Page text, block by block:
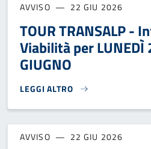
AVVISO 22 GIU 2026
TOUR TRANSALP -
Viabilità per LUNEDÌ
GIUGNO
LEGGI ALTRO
TOUR TRANSALP - INFO
AVVISO 22 GIU 2026